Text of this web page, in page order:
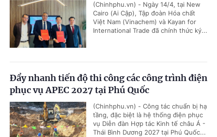
(Chinhphu.vn) - Ngày 14/4, tại New
Cairo (Ai Cập), Tập đoàn Hóa chất
Việt Nam (Vinachem) và Kayan for
International Trade đã chính thức ký...
Đẩy nhanh tiến độ thi công các công trình điện
phục vụ APEC 2027 tại Phú Quốc
(Chinhphu.vn) - Công tác chuẩn bị hạ
tầng, đặc biệt là hệ thống điện phục
vụ Diễn đàn Hợp tác Kinh tế châu Á -
Thái Bình Dương 2027 tại Phú Quốc...